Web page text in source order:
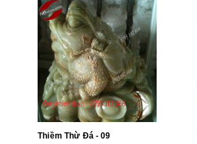
Thiềm Thừ Đá - 09